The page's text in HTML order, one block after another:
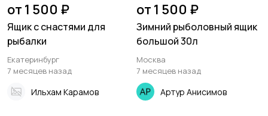
от 1 500 ₽
Ящик с снастями для
рыбалки
Екатеринбург
7 месяцев назад
Ильхам Карамов
от 1 500 ₽
Зимний рыболовный ящик
большой 30л
Москва
7 месяцев назад
Артур Анисимов